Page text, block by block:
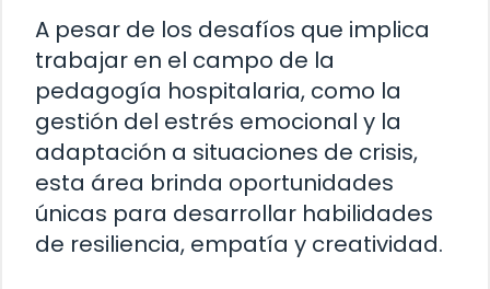
A pesar de los desafíos que implica
trabajar en el campo de la
pedagogía hospitalaria, como la
gestión del estrés emocional y la
adaptación a situaciones de crisis,
esta área brinda oportunidades
únicas para desarrollar habilidades
de resiliencia, empatía y creatividad.